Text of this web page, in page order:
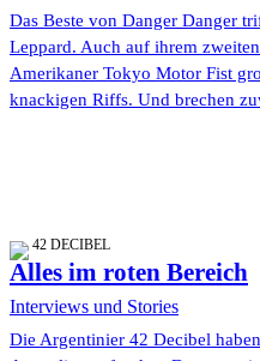
Das Beste von Danger Danger
Leppard. Auch auf ihrem
Amerikaner Tokyo Motor Fist
knackigen Riffs. Und brechen
42 DECIBEL
Alles im roten Bereich
Interviews und Stories
Die Argentinier 42 Decibel